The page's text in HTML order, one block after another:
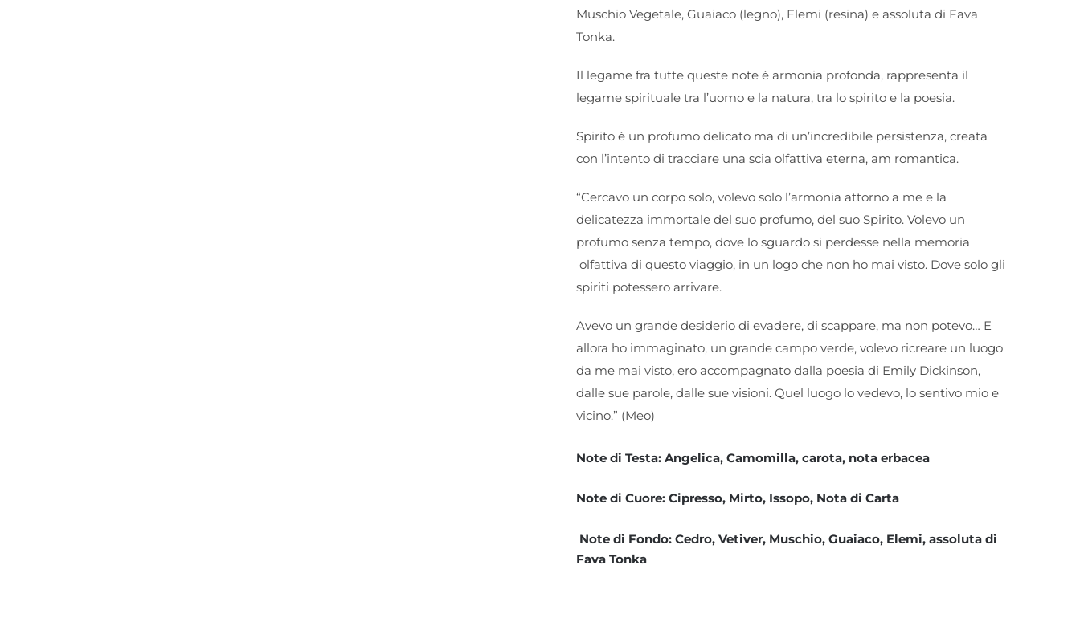
Muschio Vegetale, Guaiaco (legno), Elemi (resina) e assoluta di Fava
Tonka.
Il legame fra tutte queste note è armonia profonda, rappresenta il
legame spirituale tra l’uomo e la natura, tra lo spirito e la poesia.
Spirito è un profumo delicato ma di un’incredibile persistenza, creata
con l’intento di tracciare una scia olfattiva eterna, am romantica.
“Cercavo un corpo solo, volevo solo l’armonia attorno a me e la
delicatezza immortale del suo profumo, del suo Spirito. Volevo un
profumo senza tempo, dove lo sguardo si perdesse nella memoria
olfattiva di questo viaggio, in un logo che non ho mai visto. Dove solo gli
spiriti potessero arrivare.
Avevo un grande desiderio di evadere, di scappare, ma non potevo… E
allora ho immaginato, un grande campo verde, volevo ricreare un luogo
da me mai visto, ero accompagnato dalla poesia di Emily Dickinson,
dalle sue parole, dalle sue visioni. Quel luogo lo vedevo, lo sentivo mio e
vicino.” (Meo)
Note di Testa: Angelica, Camomilla, carota, nota erbacea
Note di Cuore: Cipresso, Mirto, Issopo, Nota di Carta
Note di Fondo: Cedro, Vetiver, Muschio, Guaiaco, Elemi, assoluta di
Fava Tonka